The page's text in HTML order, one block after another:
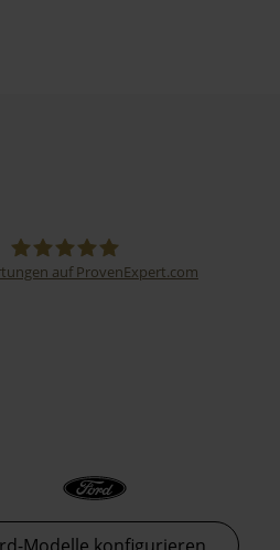
auf ProvenExpert.com